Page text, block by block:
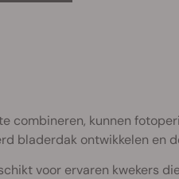
combineren, kunnen
bladerdak ontwikkelen en
voor ervaren kwekers